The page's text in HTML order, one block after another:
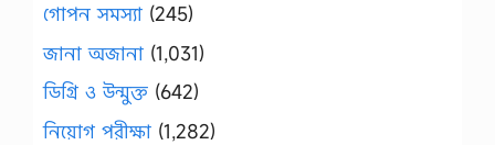
গোপন সমস্যা (245)
জানা অজানা (1,031)
ডিগ্রি ও উন্মুক্ত (642)
নিয়োগ পরীক্ষা (1,282)